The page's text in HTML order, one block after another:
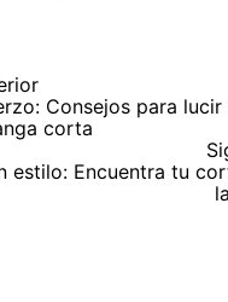
Consejos para
corta
estilo: Encuentra tu